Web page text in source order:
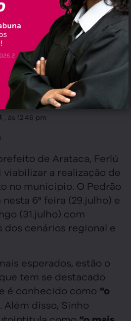
atrações como Pablo e Sinho
de Anuri
, às 12:46 pm
de Arataca, Ferlú
viabilizar a realização de
no município. O Pedrão
6ª feira (29.julho) e
(31.julho) com
dos cenários regional e
esperados, estão o
tem se destacado
é conhecido como “o
. Além disso, Sinho